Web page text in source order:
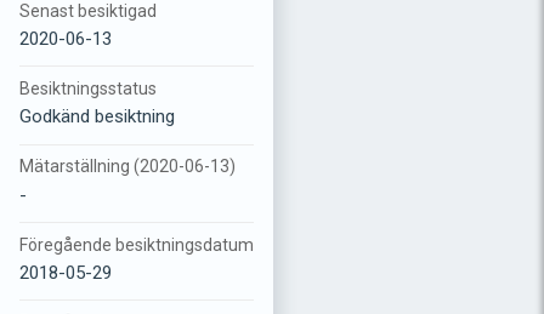
Senast besiktigad
2020-06-13
Besiktningsstatus
Godkänd besiktning
Mätarställning (2020-06-13)
-
Föregående besiktningsdatum
2018-05-29